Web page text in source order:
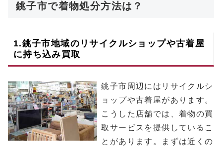
銚子市で着物処分方法は？
1.銚子市地域のリサイクルショップや古着屋
に持ち込み買取
銚子市周辺にはリサイクルシ
ョップや古着屋があります。
こうした店舗では、着物の買
取サービスを提供しているこ
とがあります。まずは近くの